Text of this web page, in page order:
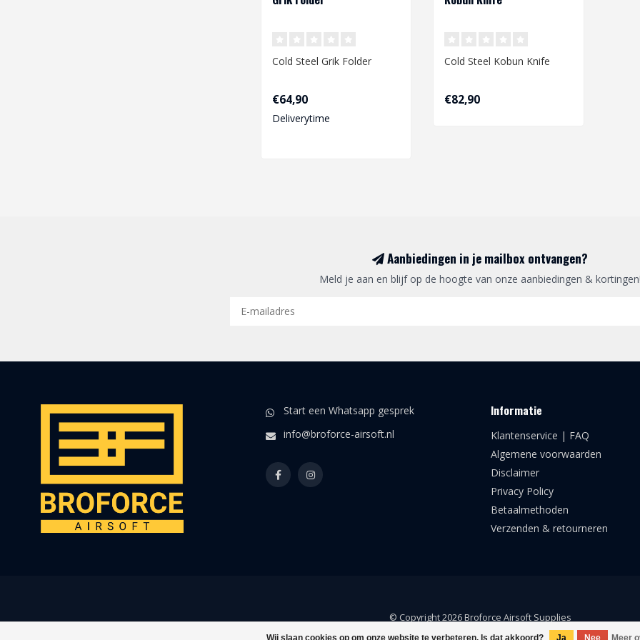
Cold Steel Grik Folder
€64,90
Deliverytime
Cold Steel Kobun Knife
€82,90
Wij slaan cookies op om onze website te verbeteren. Is dat akkoord? Ja Nee Meer
Aanbiedingen in je mailbox ontvangen?
Meld je aan en blijf op de hoogte van onze aanbiedingen & kortingen!
Start een Whatsapp gesprek
info@broforce-airsoft.nl
Informatie
Klantenservice | FAQ
Algemene voorwaarden
Disclaimer
Privacy Policy
Betaalmethoden
Verzenden & retourneren
© Copyright 2026 Broforce Airsoft Supplies